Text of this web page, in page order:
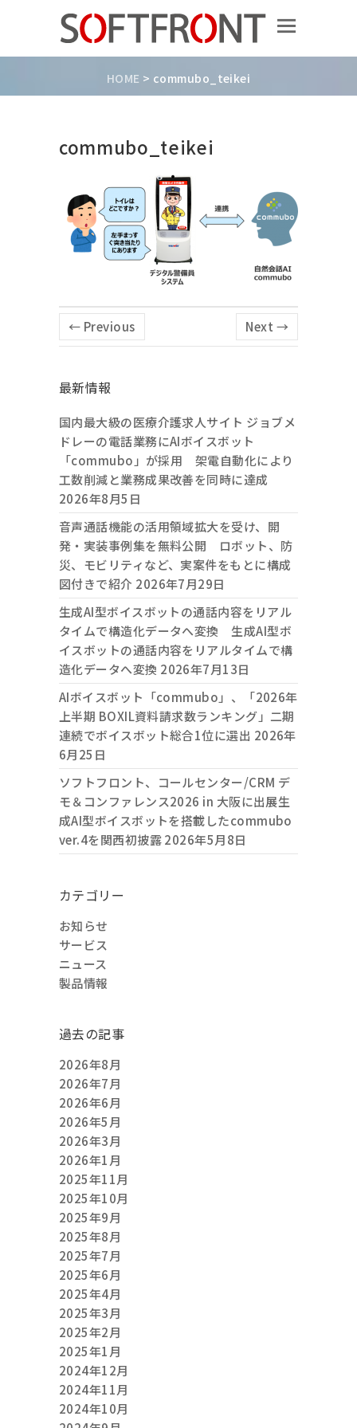
HOME > commubo_teikei
commubo_teikei
← Previous Next →
最新情報
国内最大級の医療介護求人サイト ジョブメ
ドレーの電話業務にAIボイスボット
「commubo」が採用 架電自動化により
工数削減と業務成果改善を同時に達成
2026年8月5日
音声通話機能の活用領域拡大を受け、開
発・実装事例集を無料公開 ロボット、防
災、モビリティなど、実案件をもとに構成
図付きで紹介 2026年7月29日
生成AI型ボイスボットの通話内容をリアル
タイムで構造化データへ変換 生成AI型ボ
イスボットの通話内容をリアルタイムで構
造化データへ変換 2026年7月13日
AIボイスボット「commubo」、「2026年
上半期 BOXIL資料請求数ランキング」二期
連続でボイスボット総合1位に選出 2026年
6月25日
ソフトフロント、コールセンター/CRM デ
モ＆コンファレンス2026 in 大阪に出展生
成AI型ボイスボットを搭載したcommubo
ver.4を関西初披露2026年5月8日
カテゴリー
お知らせ
サービス
ニュース
製品情報
過去の記事
2026年8月
2026年7月
2026年6月
2026年5月
2026年3月
2026年1月
2025年11月
2025年10月
2025年9月
2025年8月
2025年7月
2025年6月
2025年4月
2025年3月
2025年2月
2025年1月
2024年12月
2024年11月
2024年10月